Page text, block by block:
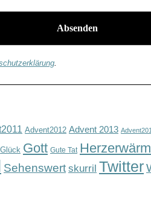
Advent2012 Advent 2013
Glück Gott Gute Tat
Sehenswert skurril Twitter